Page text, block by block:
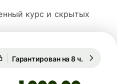
курс и скрытых
1 USD = 0,7409 GBP